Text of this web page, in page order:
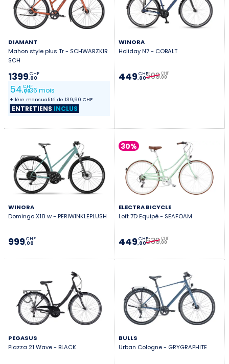
DIAMANT
Mahon style plus Tr - SCHWARZKIR
SCH
1399,00
CHF
54,00
CHF
/ 36 mois
+ 1ère mensualité de 139,90 CHF
ENTRETIENS INCLUS
WINORA
Holiday N7 - COBALT
449,00
CHF599,00
CHF
WINORA
Domingo X18 w - PERIWINKLEPLUSH
999,00
CHF
30%
ELECTRA BICYCLE
Loft 7D Equipé - SEAFOAM
449,00
CHF639,00
CHF
PEGASUS
Piazza 21 Wave - BLACK
BULLS
Urban Cologne - GRYGRAPHITE